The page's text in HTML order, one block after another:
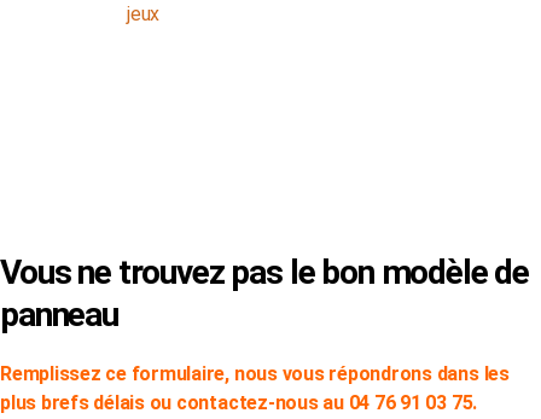
jeux
Vous ne trouvez pas le bon modèle de
panneau
Remplissez ce formulaire, nous vous répondrons dans les
plus brefs délais ou contactez-nous au 04 76 91 03 75.